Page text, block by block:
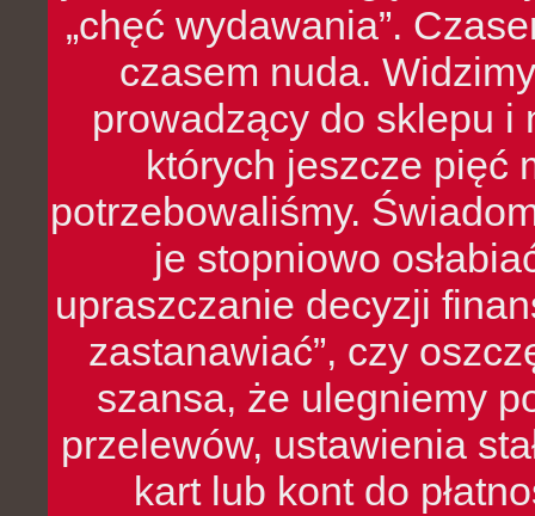
„chęć wydawania”.
czasem nuda.
prowadzący do sklepu i
których jeszcze pięć
potrzebowaliśmy.
je stopniowo
upraszczanie decyzji
zastanawiać”, czy
szansa, że ulegniemy
przelewów, ustawienia
kart lub kont do